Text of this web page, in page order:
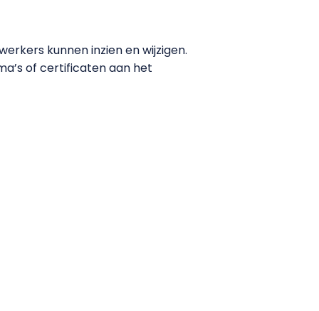
kunnen inzien en wijzigen.
of certificaten aan het